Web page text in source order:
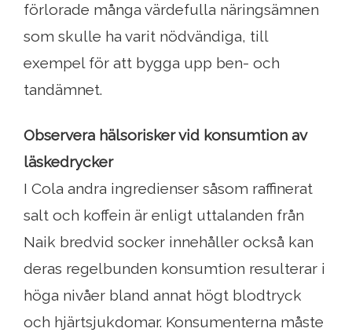
förlorade många värdefulla näringsämnen
som skulle ha varit nödvändiga, till
exempel för att bygga upp ben- och
tandämnet.
Observera hälsorisker vid konsumtion av
läskedrycker
I Cola andra ingredienser såsom raffinerat
salt och koffein är enligt uttalanden från
Naik bredvid socker innehåller också kan
deras regelbunden konsumtion resulterar i
höga nivåer bland annat högt blodtryck
och hjärtsjukdomar. Konsumenterna måste